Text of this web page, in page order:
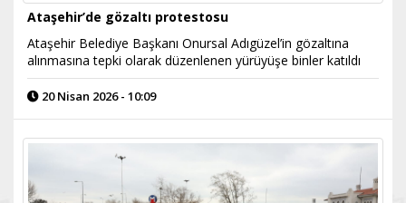
Ataşehir’de gözaltı protestosu
Ataşehir Belediye Başkanı Onursal Adıgüzel’in gözaltına
alınmasına tepki olarak düzenlenen yürüyüşe binler katıldı
20 Nisan 2026 - 10:09